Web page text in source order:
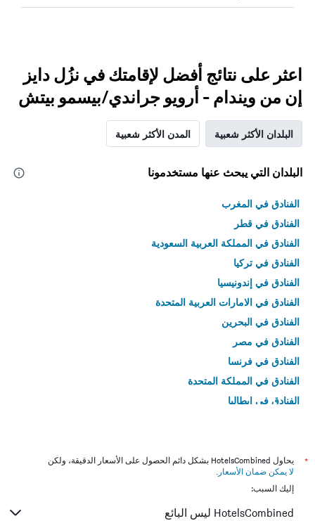
اعثر على نتائج أفضل لإقامتك في نزُل دايز
إن من ويندام - أرويو جراندي/بيسمو بيتش
البلدان الأكثر شعبية المدن الأكثر شعبية
البلدان التي يبحث عنها مستخدمونا
الفنادق في المغرب
الفنادق في قطر
الفنادق في المملكة العربية السعودية
الفنادق في تركيا
الفنادق في إندونيسيا
الفنادق في الامارات العربية المتحدة
الفنادق في البحرين
الفنادق في مصر
الفنادق في فرنسا
الفنادق في المملكة المتحدة
الفنادق في إيطاليا
*
يحاول HotelsCombined بشكل دائم الحصول على الأسعار الدقيقة، ولكن
لا يمكن ضمان الأسعار .
إليك السبب:
HotelsCombined ليس البائع